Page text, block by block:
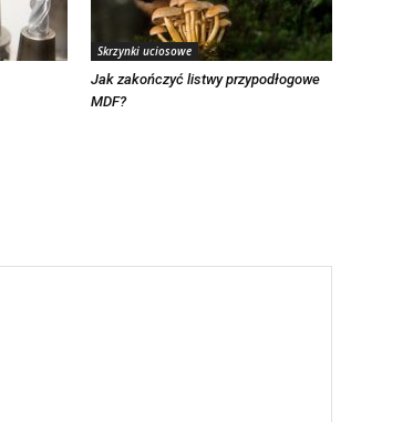
Skrzynki uciosowe
Jak zakończyć listwy przypodłogowe
MDF?